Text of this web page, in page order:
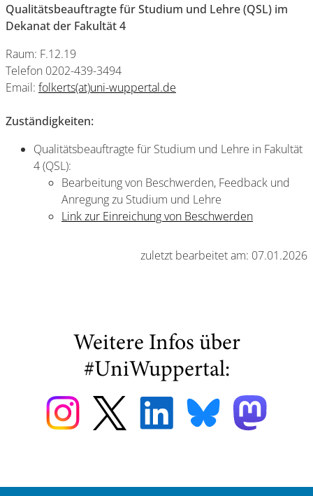
Qualitätsbeauftragte für Studium und Lehre (QSL) im
Dekanat der Fakultät 4
Raum: F.12.19
Telefon 0202-439-3494
Email: folkerts(at)uni-wuppertal.de
Zuständigkeiten:
Qualitätsbeauftragte für Studium und Lehre in Fakultät
4 (QSL):
Bearbeitung von Beschwerden, Feedback und
Anregung zu Studium und Lehre
Link zur Einreichung von Beschwerden
zuletzt bearbeitet am: 07.01.2026
Weitere Infos über
#UniWuppertal: